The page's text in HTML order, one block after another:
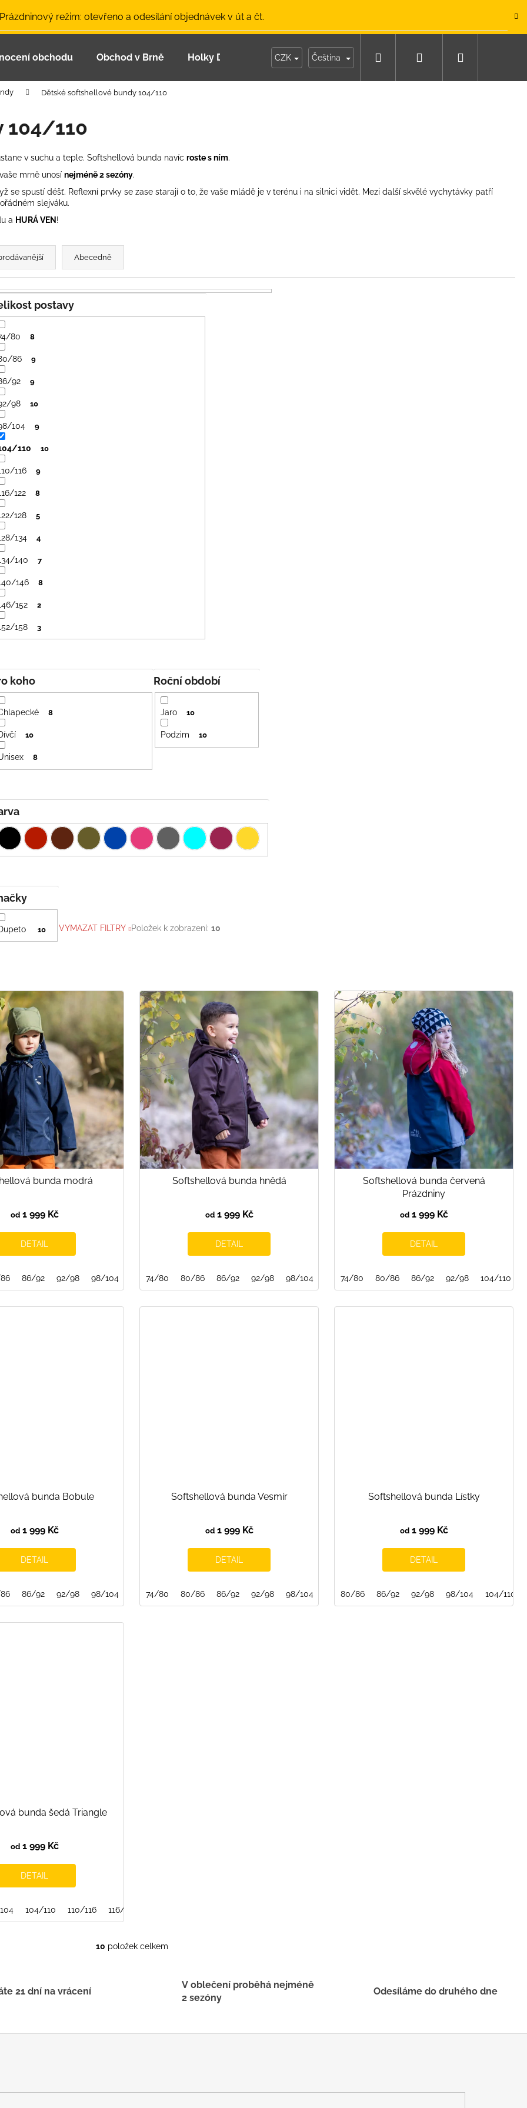
režim: otevřeno a odesílání objednávek v út a čt.
obchodu Obchod v Brně Holky Dupeťačky Moje objednávka
CZK Čeština Hledat Přihlášení
Dětské softshellové bundy 104/110
104/110
v suchu a teple. Softshellová bunda navíc roste s ním.
mrně unosí nejméně 2 sezóny.
se spustí déšť. Reflexní prvky se zase starají o to, že vaše mládě je v terénu i na silnici vidět. Mezi další skvělé vychytávky patří
slejváku.
a HURÁ VEN !
Abecedně
10
koho
8
10
8
Roční období
Jaro 10
Podzim 10
postavy
80 8
86 9
92 9
98 10
104 9
110 10
116 9
122 8
128 5
134 4
140 7
146 8
152 2
158 3
VYMAZAT FILTRY Položek k zobrazení:10
116/122
bunda modrá
od1 999 Kč
DETAIL
86/92 92/98 98/104 104/110 110/116 122/128 134/140 140/146
Softshellová bunda hnědá
od1 999 Kč
DETAIL
74/80 80/86 86/92 92/98 98/104 104/110 116/122 122/128 128/134 134/140
Softshellová bunda červená
Prázdniny
od1 999 Kč
DETAIL
74/80 80/86 86/92 92/98 104/110
116/122 122/128 128/134 134/140 140/146 146/152 152/158
bunda Bobule
od1 999 Kč
DETAIL
86/92 92/98 98/104 104/110 110/116 116/122 122/128 134/140 140/146 152/158
Softshellová bunda Vesmír
od1 999 Kč
DETAIL
74/80 80/86 86/92 92/98 98/104 104/110 110/116 116/122 134/140 140/146
Softshellová bunda Lístky
od1 999 Kč
DETAIL
80/86 86/92 92/98 98/104 104/110
116/122 140/146 146/152
bunda šedá Triangle
od1 999 Kč
DETAIL
104/110 110/116 116/122
O
c
k
10 položek celkem
21 dní na vrácení
V oblečení proběhá nejméně
2 sezóny
Odesíláme do druhého dne
Co potřebujete najít?
Doporučujeme
ČEPICE UV 30 SVĚTLE MODRÁ
Kč
435 Kč